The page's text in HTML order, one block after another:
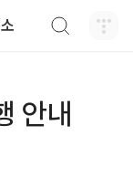
안내